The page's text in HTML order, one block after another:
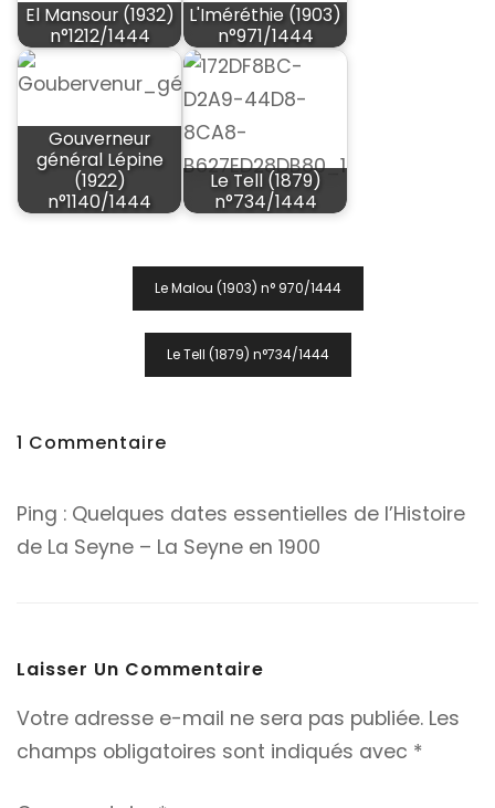
El Mansour (1932)
n°1212/1444
L'Iméréthie (1903)
n°971/1444
Gouverneur
général Lépine
(1922)
n°1140/1444
Le Tell (1879)
n°734/1444
Le Malou (1903) n° 970/1444
Le Tell (1879) n°734/1444
1 Commentaire
Ping : Quelques dates essentielles de l’Histoire
de La Seyne – La Seyne en 1900
Laisser Un Commentaire
Votre adresse e-mail ne sera pas publiée. Les
champs obligatoires sont indiqués avec *